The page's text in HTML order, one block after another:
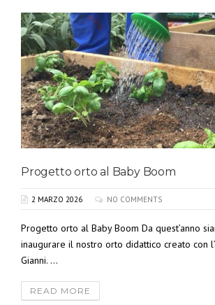
Progetto orto al Baby Boom
2 MARZO 2026 NO COMMENTS
Progetto orto al Baby Boom Da quest’anno
inaugurare il nostro orto didattico creato con
Gianni. ...
READ MORE